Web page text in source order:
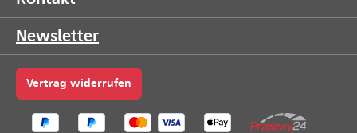
Newsletter
Vertrag widerrufen